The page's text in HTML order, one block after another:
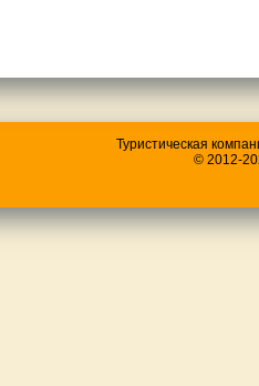
Туристическая
© 2012-